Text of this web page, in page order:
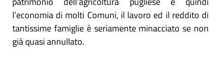
l’economia di molti Comuni, il lavoro ed il reddito di
tantissime famiglie è seriamente minacciato se non
già quasi annullato.